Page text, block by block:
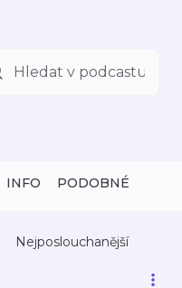
INFO PODOBNÉ
Nejposlouchanější